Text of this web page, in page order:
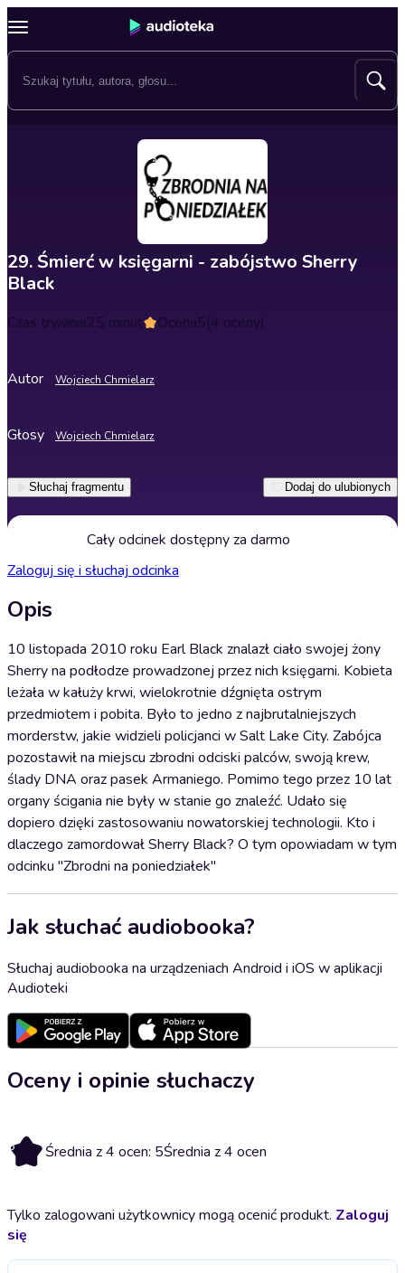
29. Śmierć w księgarni - zabójstwo Sherry
Black
Czas trwania25 minut Ocena5(4 oceny)
Autor Wojciech Chmielarz
Głosy Wojciech Chmielarz
Słuchaj fragmentu Dodaj do ulubionych
Cały odcinek dostępny za darmo
Zaloguj się i słuchaj odcinka
Opis
10 listopada 2010 roku Earl Black znalazł ciało swojej żony
Sherry na podłodze prowadzonej przez nich księgarni. Kobieta
leżała w kałuży krwi, wielokrotnie dźgnięta ostrym
przedmiotem i pobita. Było to jedno z najbrutalniejszych
morderstw, jakie widzieli policjanci w Salt Lake City. Zabójca
pozostawił na miejscu zbrodni odciski palców, swoją krew,
ślady DNA oraz pasek Armaniego. Pomimo tego przez 10 lat
organy ścigania nie były w stanie go znaleźć. Udało się
dopiero dzięki zastosowaniu nowatorskiej technologii. Kto i
dlaczego zamordował Sherry Black? O tym opowiadam w tym
odcinku "Zbrodni na poniedziałek"
Jak słuchać audiobooka?
Słuchaj audiobooka na urządzeniach Android i iOS w aplikacji
Audioteki
Oceny i opinie słuchaczy
5 Średnia z 4 ocen: 5Średnia z 4 ocen
Tylko zalogowani użytkownicy mogą ocenić produkt. Zaloguj
się